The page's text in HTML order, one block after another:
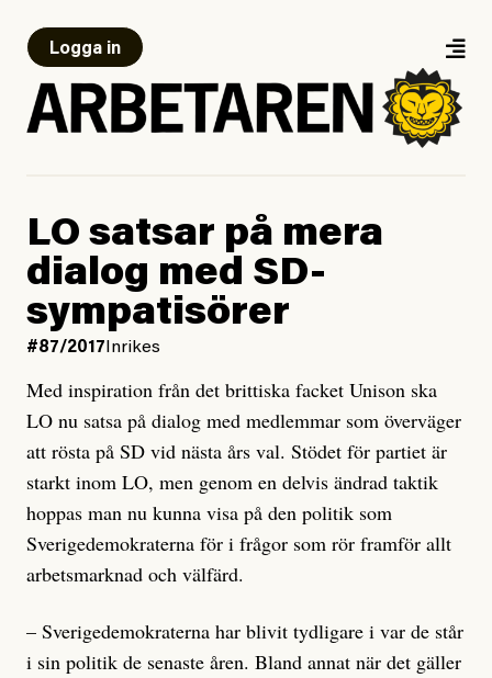
Logga in
LO satsar på mera
dialog med SD-
sympatisörer
#87/2017Inrikes
Med inspiration från det brittiska facket Unison ska
LO nu satsa på dialog med medlemmar som överväger
att rösta på SD vid nästa års val. Stödet för partiet är
starkt inom LO, men genom en delvis ändrad taktik
hoppas man nu kunna visa på den politik som
Sverigedemokraterna för i frågor som rör framför allt
arbetsmarknad och välfärd.
– Sverigedemokraterna har blivit tydligare i var de står
i sin politik de senaste åren. Bland annat när det gäller